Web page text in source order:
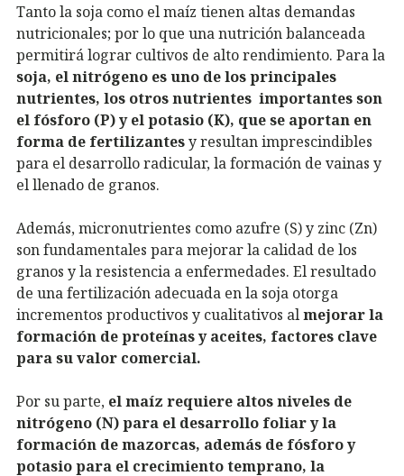
Tanto la soja como el maíz tienen altas demandas
nutricionales; por lo que una nutrición balanceada
permitirá lograr cultivos de alto rendimiento. Para la
soja, el nitrógeno es uno de los principales
nutrientes, los otros nutrientes importantes son
el fósforo (P) y el potasio (K), que se aportan en
forma de fertilizantesy resultan imprescindibles
para el desarrollo radicular, la formación de vainas y
el llenado de granos.
Además, micronutrientes como azufre (S) y zinc (Zn)
son fundamentales para mejorar la calidad de los
granos y la resistencia a enfermedades. El resultado
de una fertilización adecuada en la soja otorga
incrementos productivos y cualitativos almejorar la
formación de proteínas y aceites, factores clave
para su valor comercial.
Por su parte, el maíz requiere altos niveles de
nitrógeno (N) para el desarrollo foliar y la
formación de mazorcas, además de fósforo y
potasio para el crecimiento temprano, la